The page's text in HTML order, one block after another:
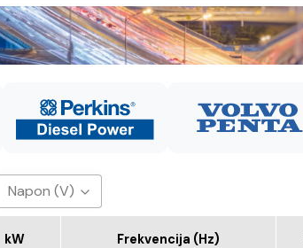
Napon (V)
400V
kW Frekvencija (Hz)